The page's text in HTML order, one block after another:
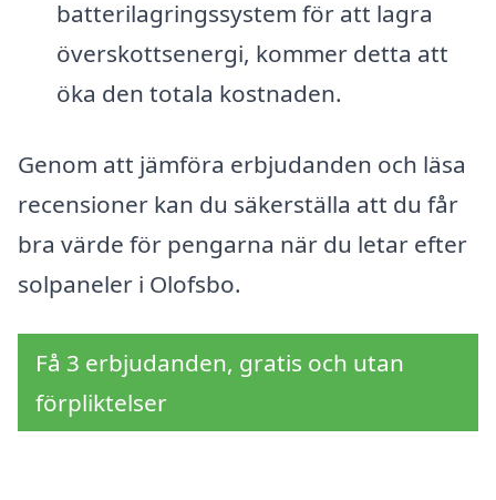
batterilagringssystem för att lagra
överskottsenergi, kommer detta att
öka den totala kostnaden.
Genom att jämföra erbjudanden och läsa
recensioner kan du säkerställa att du får
bra värde för pengarna när du letar efter
solpaneler i Olofsbo.
Få 3 erbjudanden, gratis och utan
förpliktelser